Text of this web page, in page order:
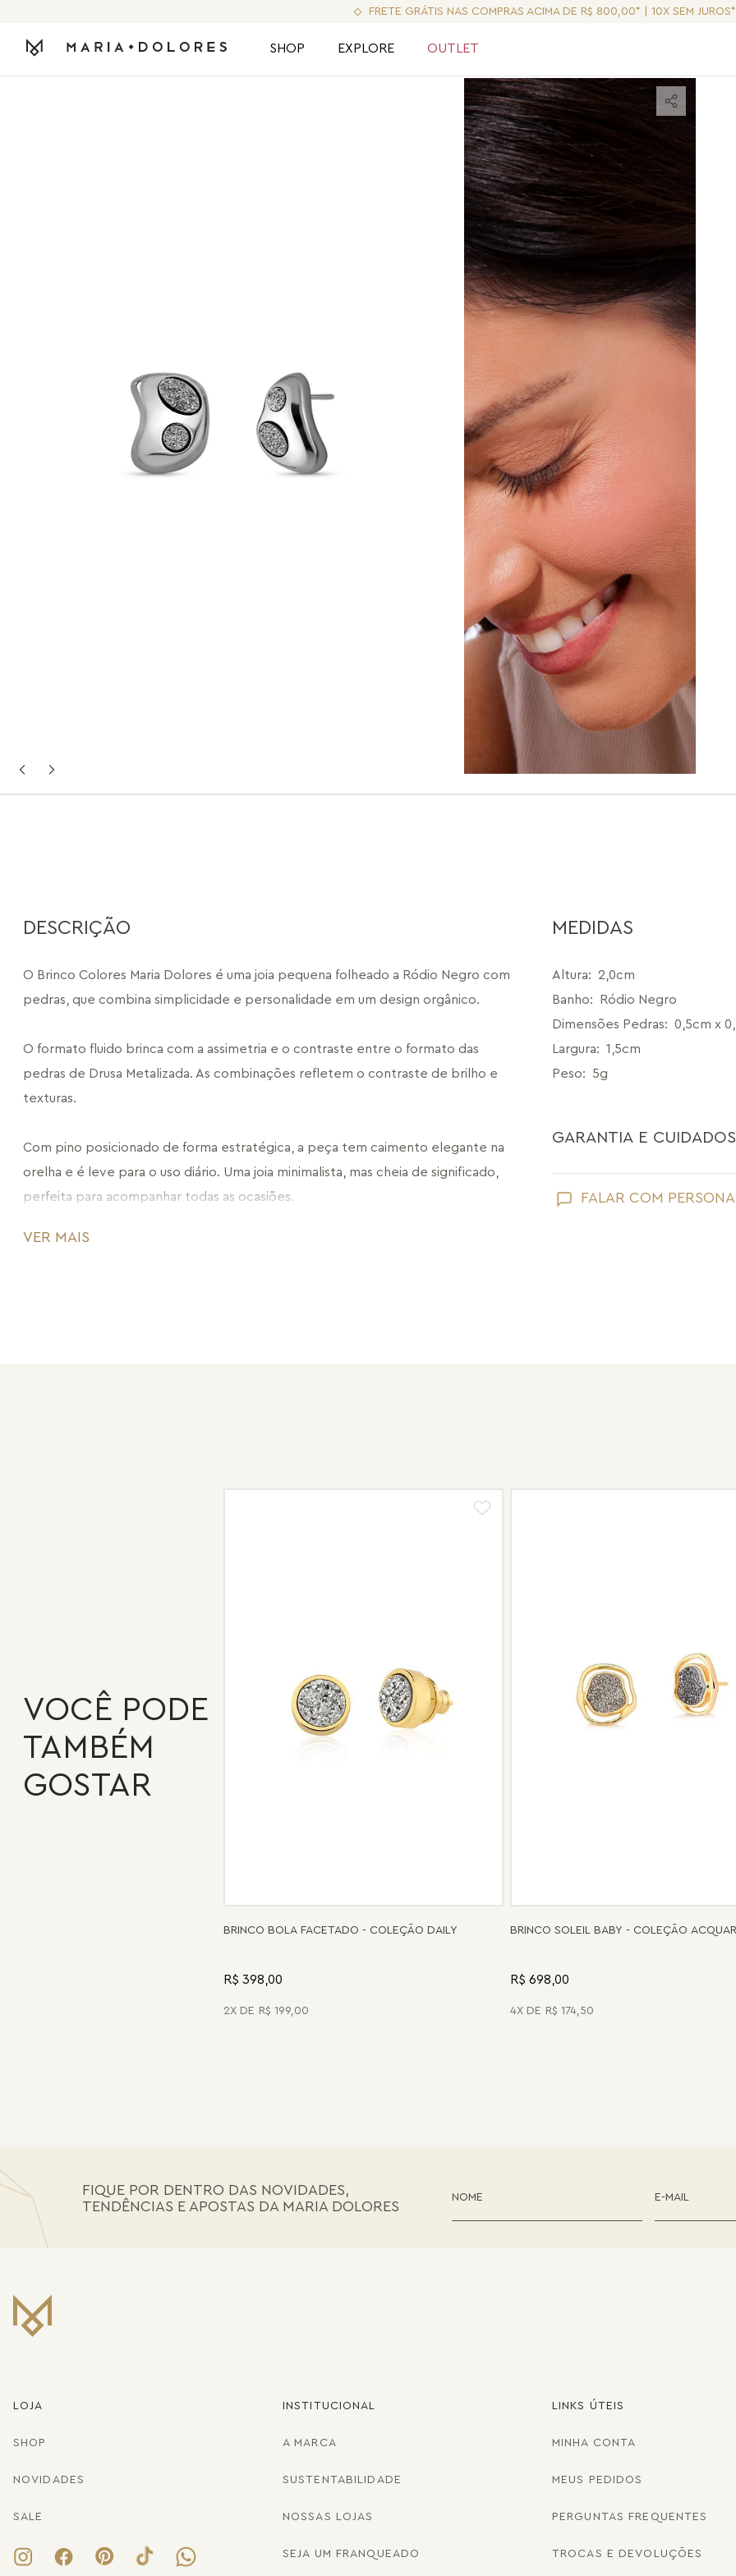
FRETE GRÁTIS NAS COMPRAS ACIMA DE R$ 800,00* | 10X SEM JUROS*
SHOP EXPLORE OUTLET
DESCRIÇÃO
O Brinco Colores Maria Dolores é uma joia pequena folheado a Ródio Negro com
pedras, que combina simplicidade e personalidade em um design orgânico.
O formato fluido brinca com a assimetria e o contraste entre o formato das
pedras de Drusa Metalizada. As combinações refletem o contraste de brilho e
texturas.
Com pino posicionado de forma estratégica, a peça tem caimento elegante na
orelha e é leve para o uso diário. Uma joia minimalista, mas cheia de significado,
perfeita para acompanhar todas as ocasiões.
VER MAIS
MEDIDAS
Altura: 2,0cm
Banho:
Ródio Negro
Dimensões Pedras: 0,5cm x
Largura: 1,5cm
Peso: 5g
GARANTIA E CUIDADOS
Como toda joia, sua peça Maria
FALAR COM
VOCÊ PODE
TAMBÉM
GOSTAR
BRINCO BOLA FACETADO - COLEÇÃO DAILY
R$ 398,00
2 R$ 199,00
BRINCO SOLEIL BABY - COLEÇÃO
R$ 698,00
4 R$ 174,50
FIQUE POR DENTRO DAS NOVIDADES,
TENDÊNCIAS E APOSTAS DA MARIA DOLORES
LOJA
SHOP
NOVIDADES
SALE
INSTITUCIONAL
A MARCA
SUSTENTABILIDADE
NOSSAS LOJAS
SEJA UM FRANQUEADO
LINKS ÚTEIS
MINHA CONTA
MEUS PEDIDOS
PERGUNTAS FREQUENTES
TROCAS E DEVOLUÇÕES